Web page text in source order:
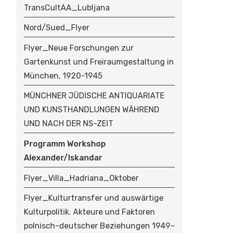
TransCultAA_Lubljana
Nord/Sued_Flyer
Flyer_Neue Forschungen zur
Gartenkunst und Freiraumgestaltung in
München, 1920-1945
MÜNCHNER JÜDISCHE ANTIQUARIATE
UND KUNSTHANDLUNGEN WÄHREND
UND NACH DER NS-ZEIT
Programm Workshop
Alexander/Iskandar
Flyer_Villa_Hadriana_Oktober
Flyer_Kulturtransfer und auswärtige
Kulturpolitik. Akteure und Faktoren
polnisch-deutscher Beziehungen 1949–